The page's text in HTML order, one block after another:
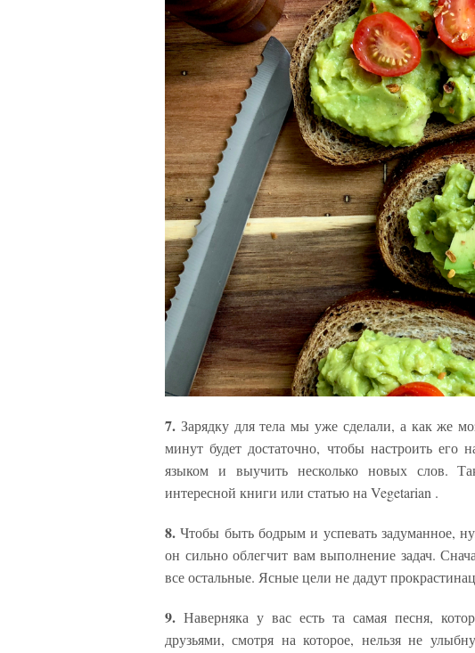
7. Зарядку для тела мы уже сделали, а как же
минут будет достаточно, чтобы настроить его
языком и выучить несколько новых слов.
интересной книги или статью на Vegetarian .
8.Чтобы быть бодрым и успевать задуманное,
он сильно облегчит вам выполнение задач.
все остальные. Ясные цели не дадут
9. Наверняка у вас есть та самая песня,
друзьями, смотря на которое, нельзя не